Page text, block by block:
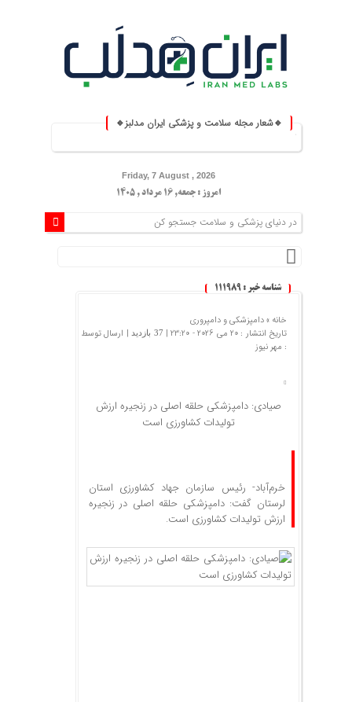
🔹شعار مجله سلامت و پزشکی ایران مدلبز🔹
Friday, 7 August , 2026
امروز : جمعه, ۱۶ مرداد , ۱۴۰۵
شناسه خبر : 111989
خانه »دامپزشکی و دامپروری
تاریخ انتشار : 20 می 2026 - 23:20 |
37 بازدید
| ارسال توسط
: مهر نیوز
صیادی: دامپزشکی حلقه اصلی در زنجیره ارزش
تولیدات کشاورزی است
خرم‌آباد- رئیس سازمان جهاد کشاورزی استان
لرستان گفت: دامپزشکی حلقه اصلی در زنجیره
ارزش تولیدات کشاورزی است.